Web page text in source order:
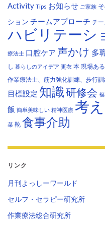
Activity Tips お知らせ ご家族
ション チームアプローチ チー
ハビリテーシ
療法士 口腔ケア 声かけ 多
し 暮らしのアイデア 更衣 本 現場あ
作業療法士、筋力強化訓練、歩行
目標設定 知識研修会
飯 簡単美味しい 精神医療 考
菜 靴 食事介助
リンク
月刊よっしーワールド
セルフ・セラピー研究所
作業療法総合研究所